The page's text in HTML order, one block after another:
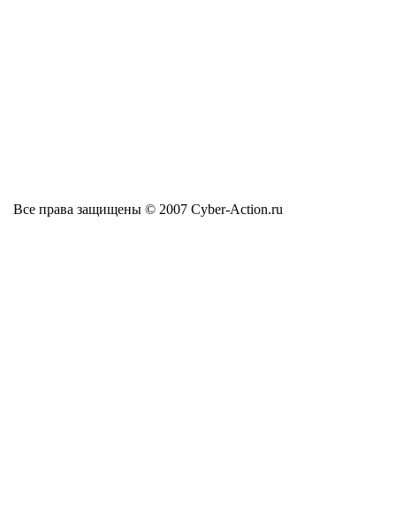
Все права защищены © 2007 Cyber-Action.ru